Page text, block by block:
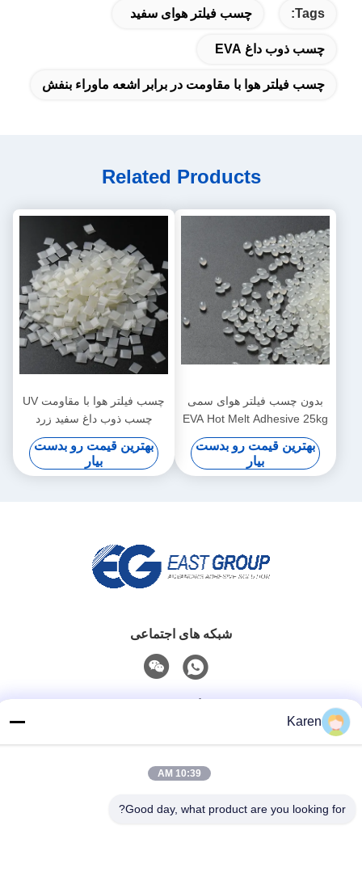
Tags: چسب فیلتر هوای سفید
چسب ذوب داغ EVA
چسب فیلتر هوا با مقاومت در برابر اشعه ماوراء بنفش
Related Products
بدون چسب فیلتر هوای سمی
EVA Hot Melt Adhesive 25kg
سفید زرد
بهترین قیمت رو بدست
بیار
چسب فیلتر هوا با مقاومت UV
چسب ذوب داغ سفید زرد
بهترین قیمت رو بدست
بیار
شبکه های اجتماعی
تلفن
karenyang@wxszzd.com
Karen
10:39 AM
Good day, what product are you looking for?